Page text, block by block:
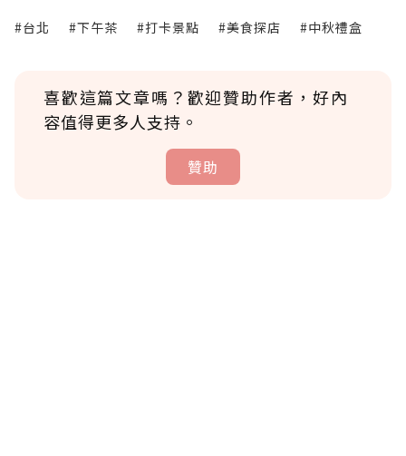
#台北 #下午茶 #打卡景點 #美食探店 #中秋禮盒
喜歡這篇文章嗎？歡迎贊助作者，好內
容值得更多人支持。
贊助